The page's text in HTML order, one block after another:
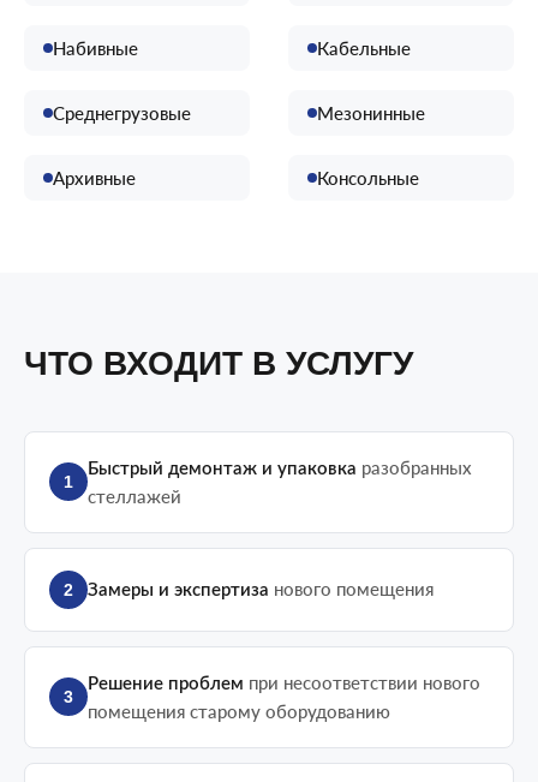
Набивные Кабельные
Среднегрузовые Мезонинные
Архивные Консольные
ЧТО ВХОДИТ В УСЛУГУ
1
Быстрый демонтаж и упаковка разобранных
стеллажей
2 Замеры и экспертиза нового помещения
3
Решение проблем при несоответствии нового
помещения старому оборудованию